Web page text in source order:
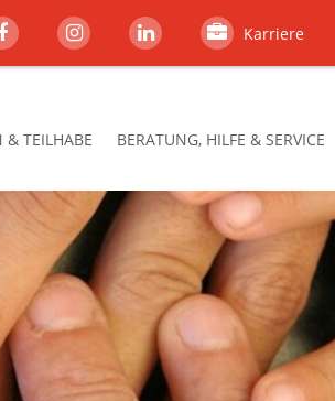
Karriere
& TEILHABE BERATUNG, HILFE & SERVICE